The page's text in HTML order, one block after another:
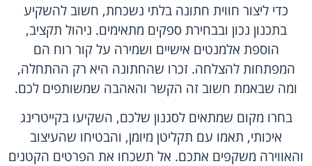
כדי ליצור חווית חתונה בלתי נשכחת, חשוב להשקיע
בתכנון נכון ובבחירת ספקים מתאימים. ניהול תקציב,
הוספת אלמנטים אישיים ושמירה על קור רוח הם
המפתחות להצלחה. זכרו שהחתונה היא רק ההתחלה,
ומה שבאמת חשוב זה הקשר והאהבה שמשותפים לכם.
בחרו מקום שמתאים לסגנון שלכם, השקיעו בקייטרינג
איכותי, תאמו עם תקליטן מיומן, והבטיחו שהעיצוב
והאווירה משקפים אתכם. אל תשכחו את הפרטים הקטנים